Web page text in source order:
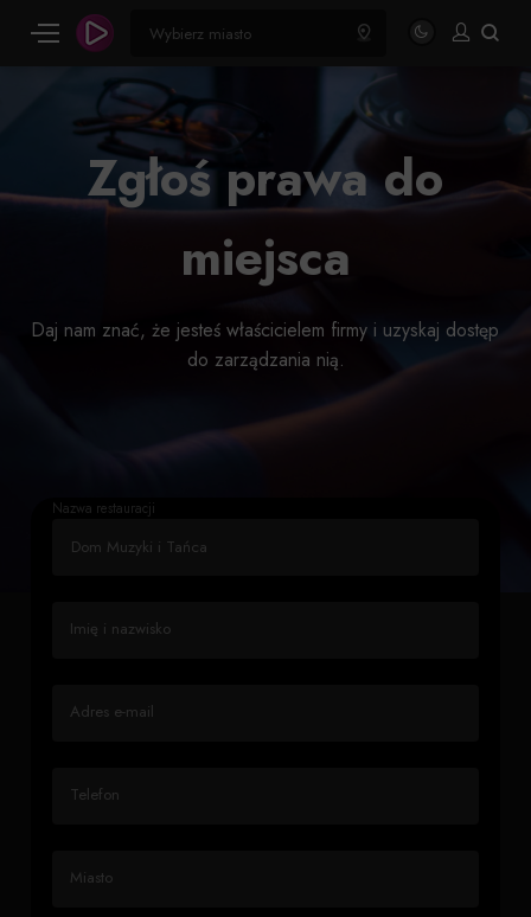
Zgłoś prawa do
miejsca
Daj nam znać, że jesteś właścicielem firmy i uzyskaj dostęp
do zarządzania nią.
Nazwa restauracji
Imię i nazwisko
Adres e-mail
Telefon
Miasto